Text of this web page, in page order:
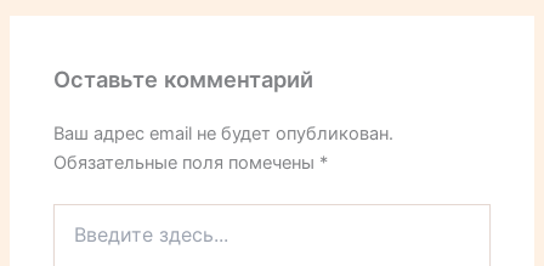
Оставьте комментарий
Ваш адрес email не будет опубликован.
Обязательные поля помечены *
здесь...